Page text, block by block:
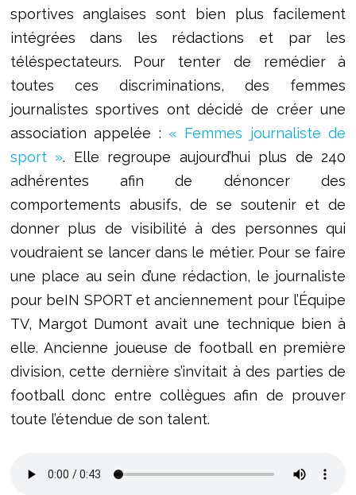
sportives anglaises sont bien plus facilement
intégrées dans les rédactions et par les
téléspectateurs. Pour tenter de remédier à
toutes ces discriminations, des femmes
journalistes sportives ont décidé de créer une
association appelée : « Femmes journaliste de
sport ». Elle regroupe aujourd’hui plus de 240
adhérentes afin de dénoncer des
comportements abusifs, de se soutenir et de
donner plus de visibilité à des personnes qui
voudraient se lancer dans le métier. Pour se faire
une place au sein d’une rédaction, le journaliste
pour beIN SPORT et anciennement pour l’Équipe
TV, Margot Dumont avait une technique bien à
elle. Ancienne joueuse de football en première
division, cette dernière s’invitait à des parties de
football donc entre collègues afin de prouver
toute l’étendue de son talent.